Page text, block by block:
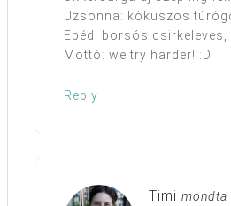
Uzsonna: kókuszos
Ebéd: borsós csirkeleves,
Mottó: we try harder! :D
Reply
Timi mondta